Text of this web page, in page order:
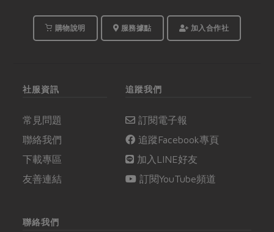
購物說明 服務據點 加入合作社
社服資訊
常見問題
聯絡我們
下載專區
友善連結
追蹤我們
訂閱電子報
追蹤Facebook專頁
加入LINE好友
訂閱YouTube頻道
聯絡我們